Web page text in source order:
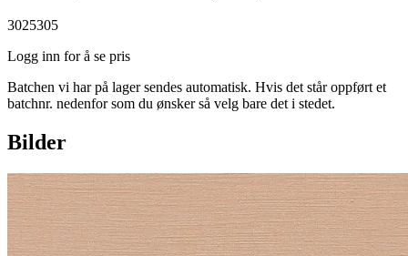
3025305
Logg inn for å se pris
Batchen vi har på lager sendes automatisk. Hvis det står oppført et
batchnr. nedenfor som du ønsker så velg bare det i stedet.
Bilder